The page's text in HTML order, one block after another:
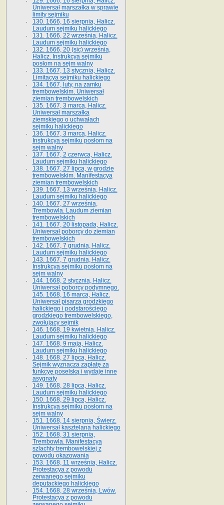
Uniwersał marszałka w sprawie
limity sejmiku
130. 1666, 16 sierpnia, Halicz.
Laudum sejmiku halickiego
131. 1666, 22 września, Halicz.
Laudum sejmiku halickiego
132. 1666, 20 (sic) września,
Halicz. Instrukcya sejmiku
posłom na sejm walny
133. 1667, 13 stycznia, Halicz.
Limitacya sejmiku halickiego
134. 1667, luty, na zamku
trembowelskim. Uniwersał
ziemian trembowelskich
135. 1667, 3 marca, Halicz.
Uniwersał marszałka
ziemskiego o uchwałach
sejmiku halickiego
136. 1667, 3 marca, Halicz.
Instrukcya sejmiku posłom na
sejm walny
137. 1667, 2 czerwca, Halicz.
Laudum sejmiku halickiego
138. 1667, 27 lipca, w grodzie
trembowelskim. Manifestacya
ziemian trembowelskich
139. 1667, 13 września, Halicz.
Laudum sejmiku halickiego
140. 1667, 27 września,
Trembowla. Laudum ziemian
trembowelskich
141. 1667, 20 listopada, Halicz.
Uniwersał poborcy do ziemian
trembowelskich
142. 1667, 7 grudnia, Halicz.
Laudum sejmiku halickiego
143. 1667, 7 grudnia, Halicz.
Instrukcya sejmiku posłom na
sejm walny
144. 1668, 2 stycznia, Halicz.
Uniwersał poborcy podymnego.
145. 1668, 16 marca, Halicz.
Uniwersał pisarza grodzkiego
halickiego i podstarościego
grodzkiego trembowelskiego,
zwołujący sejmik
146. 1668, 19 kwietnia, Halicz.
Laudum sejmiku halickiego
147. 1668, 9 maja, Halicz.
Laudum sejmiku halickiego
148. 1668, 27 lipca, Halicz.
Sejmik wyznacza zapłatę za
funkcyę poselską i wydaje inne
asygnaty
149. 1668, 28 lipca, Halicz.
Laudum sejmiku halickiego
150. 1668, 29 lipca, Halicz.
Instrukcya sejmiku posłom na
sejm walny
151. 1668, 14 sierpnia, Świerz.
Uniwersał kasztelana halickiego
152. 1668, 31 sierpnia,
Trembowla. Manifestacya
szlachty trembowelskiej z
powodu okazowania
153. 1668, 11 września, Halicz.
Protestacya z powodu
zerwanego sejmiku
deputackiego halickiego
154. 1668, 28 września, Lwów.
Protestacya z powodu